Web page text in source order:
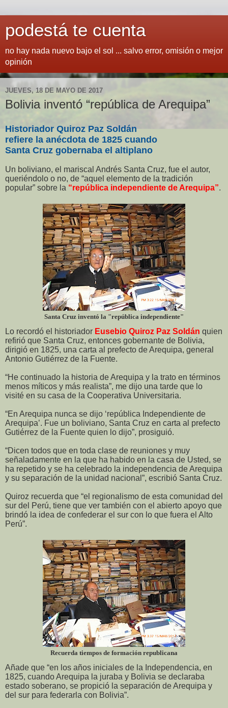
podestá te cuenta
no hay nada nuevo bajo el sol ... salvo error, omisión o mejor
opinión
JUEVES, 18 DE MAYO DE 2017
Bolivia inventó “república de Arequipa”
Historiador Quiroz Paz Soldán
refiere la anécdota de 1825 cuando
Santa Cruz gobernaba el altiplano
Un boliviano, el mariscal Andrés Santa Cruz, fue el autor,
queriéndolo o no, de “aquel elemento de la tradición
popular” sobre la “república independiente de Arequipa”.
Santa Cruz inventó la "república independiente"
Lo recordó el historiador Eusebio Quiroz Paz Soldán quien
refirió que Santa Cruz, entonces gobernante de Bolivia,
dirigió en 1825, una carta al prefecto de Arequipa, general
Antonio Gutiérrez de la Fuente.
“He continuado la historia de Arequipa y la trato en términos
menos míticos y más realista”, me dijo una tarde que lo
visité en su casa de la Cooperativa Universitaria.
“En Arequipa nunca se dijo ‘república Independiente de
Arequipa’. Fue un boliviano, Santa Cruz en carta al prefecto
Gutiérrez de la Fuente quien lo dijo”, prosiguió.
“Dicen todos que en toda clase de reuniones y muy
señaladamente en la que ha habido en la casa de Usted, se
ha repetido y se ha celebrado la independencia de Arequipa
y su separación de la unidad nacional”, escribió Santa Cruz.
Quiroz recuerda que “el regionalismo de esta comunidad del
sur del Perú, tiene que ver también con el abierto apoyo que
brindó la idea de confederar el sur con lo que fuera el Alto
Perú”.
Recuerda tiempos de formación republicana
Añade que “en los años iniciales de la Independencia, en
1825, cuando Arequipa la juraba y Bolivia se declaraba
estado soberano, se propició la separación de Arequipa y
del sur para federarla con Bolivia”.